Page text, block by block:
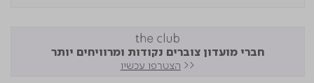
חברי מועדון צוברים נקודות ומרוויחים יותר
<< הצטרפו עכשיו